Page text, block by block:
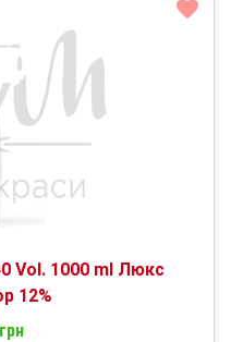
Vol. 1000 ml Люкс
12%